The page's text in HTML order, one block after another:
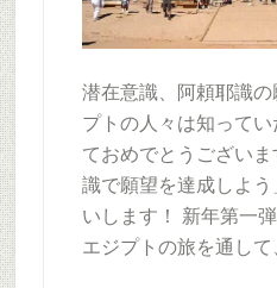
潜在意識、阿頼耶識
プトの人々は知って
ておめでとうござい
識で願望を達成しよ
いします！ 新年第一
エジプトの旅を通し